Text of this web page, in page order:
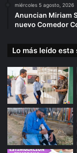
miércoles 5 agosto, 2026
Anuncian Miriam
nuevo Comedor
Lo más leído esta